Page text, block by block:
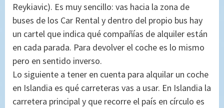
Reykiavic). Es muy sencillo: vas hacia la zona de
buses de los Car Rental y dentro del propio bus hay
un cartel que indica qué compañías de alquiler están
en cada parada. Para devolver el coche es lo mismo
pero en sentido inverso.
Lo siguiente a tener en cuenta para alquilar un coche
en Islandia es qué carreteras vas a usar. En Islandia la
carretera principal y que recorre el país en círculo es